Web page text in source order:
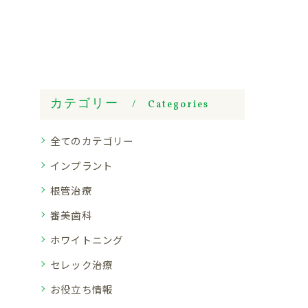
カテゴリー Categories
全てのカテゴリー
インプラント
根管治療
審美歯科
ホワイトニング
セレック治療
お役立ち情報